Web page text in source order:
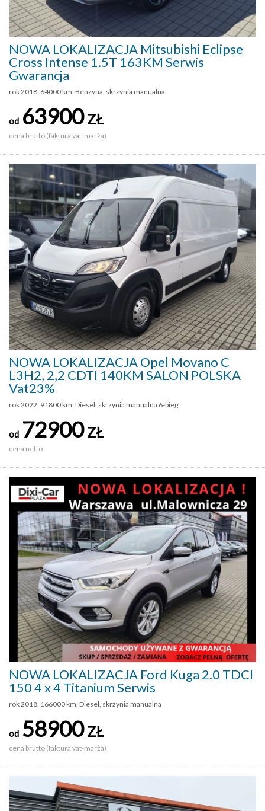
NOWA LOKALIZACJA Mitsubishi Eclipse
Cross Intense 1.5T 163KM Serwis
Gwarancja
rok 2018, 64000 km, Benzyna, skrzynia manualna
od 63900ZŁ
cena brutto (faktura vat-marża)
NOWA LOKALIZACJA Opel Movano C
L3H2, 2,2 CDTI 140KM SALON POLSKA
Vat23%
rok 2022, 91800 km, Diesel, skrzynia manualna 6-bieg.
od 72900ZŁ
cena netto
NOWA LOKALIZACJA Ford Kuga 2.0 TDCI
150 4 x 4 Titanium Serwis
rok 2018, 166000 km, Diesel, skrzynia manualna
od 58900ZŁ
cena brutto (faktura vat-marża)